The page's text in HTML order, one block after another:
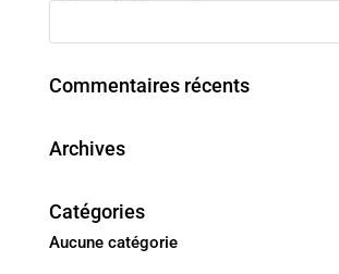
Commentaires récents
Archives
Catégories
Aucune catégorie